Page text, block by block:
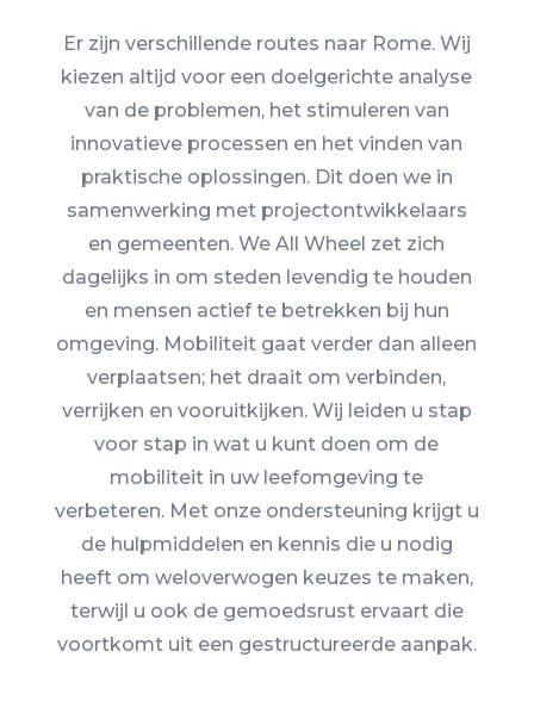
Er zijn verschillende routes naar Rome. Wij
kiezen altijd voor een doelgerichte analyse
van de problemen, het stimuleren van
innovatieve processen en het vinden van
praktische oplossingen. Dit doen we in
samenwerking met projectontwikkelaars
en gemeenten. We All Wheel zet zich
dagelijks in om steden levendig te houden
en mensen actief te betrekken bij hun
omgeving. Mobiliteit gaat verder dan alleen
verplaatsen; het draait om verbinden,
verrijken en vooruitkijken. Wij leiden u stap
voor stap in wat u kunt doen om de
mobiliteit in uw leefomgeving te
verbeteren. Met onze ondersteuning krijgt u
de hulpmiddelen en kennis die u nodig
heeft om weloverwogen keuzes te maken,
terwijl u ook de gemoedsrust ervaart die
voortkomt uit een gestructureerde aanpak.